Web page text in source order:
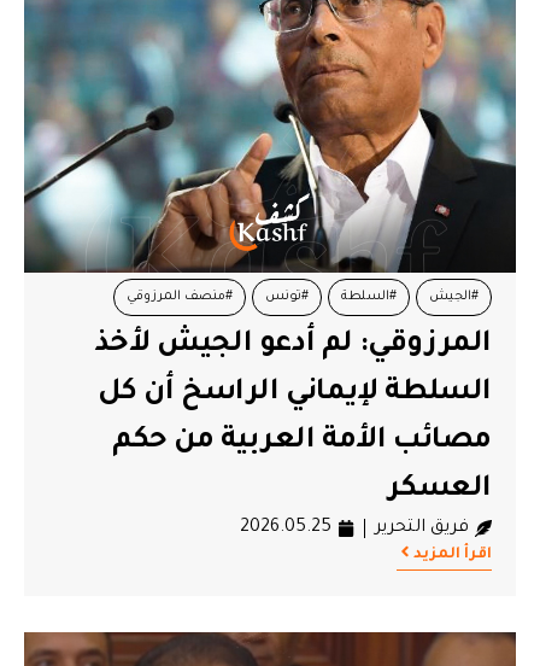
#الجيش #السلطة #تونس #منصف المرزوقي
المرزوقي: لم أدعو الجيش لأخذ
السلطة لإيماني الراسخ أن كل
مصائب الأمة العربية من حكم
العسكر
فريق التحرير 2026.05.25
اقرأ المزيد